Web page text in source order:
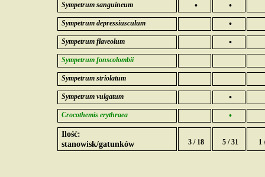
Sympetrum sanguineum • •
Sympetrum depressiusculum •
Sympetrum flaveolum •
Sympetrum fonscolombii
Sympetrum striolatum
Sympetrum vulgatum •
Crocothemis erythraea
•
Ilość:
stanowisk/gatunków
3 / 18 5 / 31 1